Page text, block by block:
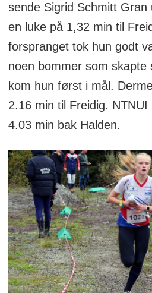
sende Sigrid Schmitt Gran
en luke på 1,32 min til
forspranget tok hun godt
noen bommer som skapte
kom hun først i mål.
2.16 min til Freidig.
4.03 min bak Halden.